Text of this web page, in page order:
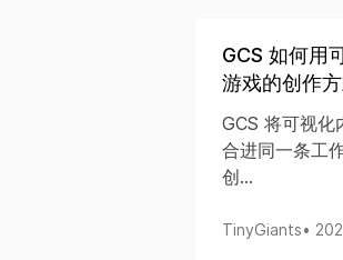
GCS 如何用
游戏的创作
GCS 将可视
合进同一条工
创...
TinyGiants•